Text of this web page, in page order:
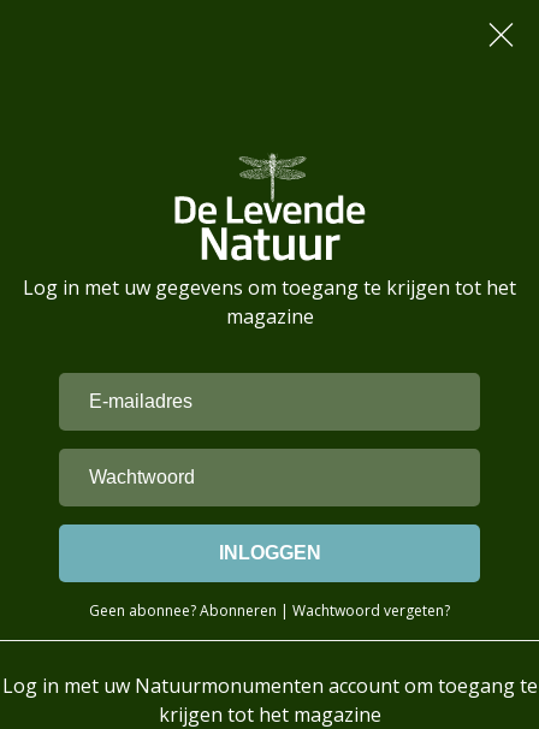
Log in met uw gegevens om toegang te krijgen tot het
magazine
Geen abonnee?Abonneren | Wachtwoord vergeten?
Log in met uw Natuurmonumenten account om toegang te
krijgen tot het magazine